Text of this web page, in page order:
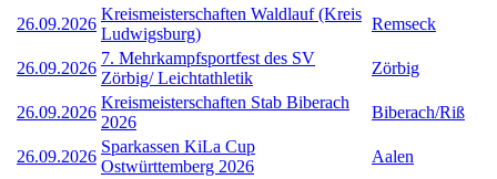
26.09.2026
Kreismeisterschaften Waldlauf (Kreis
Ludwigsburg)
Remseck
26.09.2026
7. Mehrkampfsportfest des SV
Zörbig/ Leichtathletik
Zörbig
26.09.2026
Kreismeisterschaften Stab Biberach
2026
Biberach/Riß
26.09.2026
Sparkassen KiLa Cup
Ostwürttemberg 2026
Aalen